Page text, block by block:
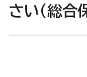
さい（総合